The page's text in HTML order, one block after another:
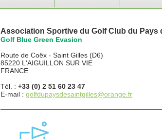
Association Sportive du Golf Club du Pays
Golf Blue Green Evasion
Route de Coëx - Saint Gilles (D6)
85220 L'AIGUILLON SUR VIE
FRANCE
Tél. : +33 (0) 2 51 60 23 47
E-mail : golfdupaysdesaintgilles@orange.fr